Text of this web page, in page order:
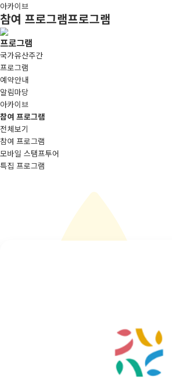
아카이브
참여 프로그램프로그램
프로그램
국가유산주간
프로그램
예약안내
알림마당
아카이브
참여 프로그램
전체보기
참여 프로그램
모바일 스탬프투어
특집 프로그램